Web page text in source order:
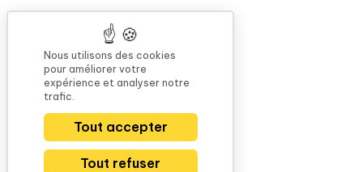
Nous utilisons des cookies
pour améliorer votre
expérience et analyser notre
trafic.
Tout accepter
Tout refuser